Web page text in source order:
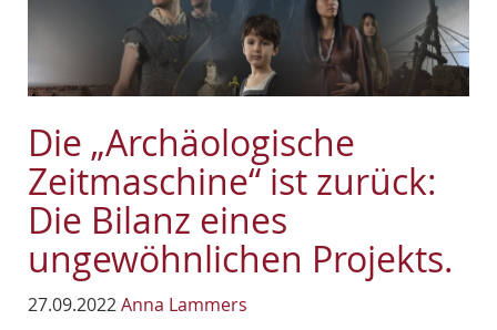
Die „Archäologische
Zeitmaschine“ ist zurück:
Die Bilanz eines
ungewöhnlichen Projekts.
27.09.2022Anna Lammers